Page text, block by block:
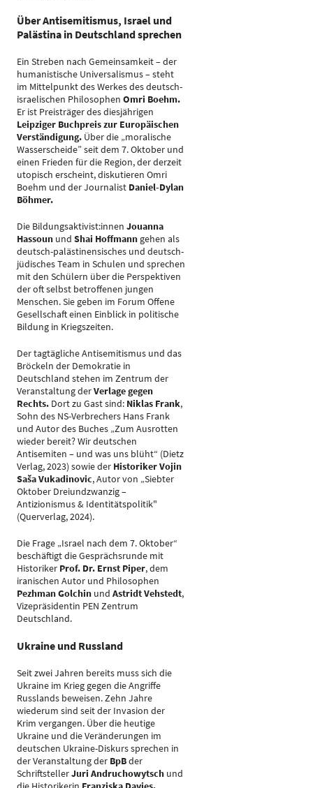
Über Antisemitismus, Israel und
Palästina in Deutschland sprechen
Ein Streben nach Gemeinsamkeit – der
humanistische Universalismus – steht
im Mittelpunkt des Werkes des deutsch-
israelischen Philosophen Omri Boehm.
Er ist Preisträger des diesjährigen
Leipziger Buchpreis zur Europäischen
Verständigung. Über die „moralische
Wasserscheide” seit dem 7. Oktober und
einen Frieden für die Region, der derzeit
utopisch erscheint, diskutieren Omri
Boehm und der Journalist Daniel-Dylan
Böhmer.
Die Bildungsaktivist:innen Jouanna
Hassoun und Shai Hoffmann gehen als
deutsch-palästinensisches und deutsch-
jüdisches Team in Schulen und sprechen
mit den Schülern über die Perspektiven
der oft selbst betroffenen jungen
Menschen. Sie geben im Forum Offene
Gesellschaft einen Einblick in politische
Bildung in Kriegszeiten.
Der tagtägliche Antisemitismus und das
Bröckeln der Demokratie in
Deutschland stehen im Zentrum der
Veranstaltung derVerlage gegen
Rechts. Dort zu Gast sind: Niklas Frank,
Sohn des NS-Verbrechers Hans Frank
und Autor des Buches „Zum Ausrotten
wieder bereit? Wir deutschen
Antisemiten – und was uns blüht“ (Dietz
Verlag, 2023) sowie der Historiker Vojin
Saša Vukadinovic, Autor von „Siebter
Oktober Dreiundzwanzig –
Antizionismus & Identitätspolitik"
(Querverlag, 2024).
Die Frage „Israel nach dem 7. Oktober“
beschäftigt die Gesprächsrunde mit
Historiker Prof. Dr. Ernst Piper, dem
iranischen Autor und Philosophen
Pezhman Golchin und Astridt Vehstedt,
Vizepräsidentin PEN Zentrum
Deutschland.
Ukraine und Russland
Seit zwei Jahren bereits muss sich die
Ukraine im Krieg gegen die Angriffe
Russlands beweisen. Zehn Jahre
wiederum sind seit der Invasion der
Krim vergangen. Über die heutige
Ukraine und die Veränderungen im
deutschen Ukraine-Diskurs sprechen in
der Veranstaltung der BpBder
SchriftstellerJuri Andruchowytsch und